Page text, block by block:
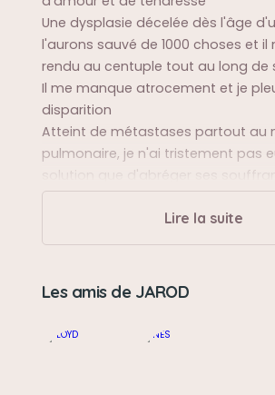
Une dysplasie décelée dès l'âge
l'aurons sauvé de 1000 choses et il
rendu au centuple tout au long de
Il me manque atrocement et je
disparition
Atteint de métastases partout au
pulmonaire, je n'ai tristement pas
solution que d'abréger ses
Tu es dans mon cœur à jamais
maîtres
Lire la suite
Les amis de JAROD